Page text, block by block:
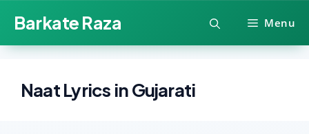
content
Barkate Raza Menu
Naat Lyrics in Gujarati